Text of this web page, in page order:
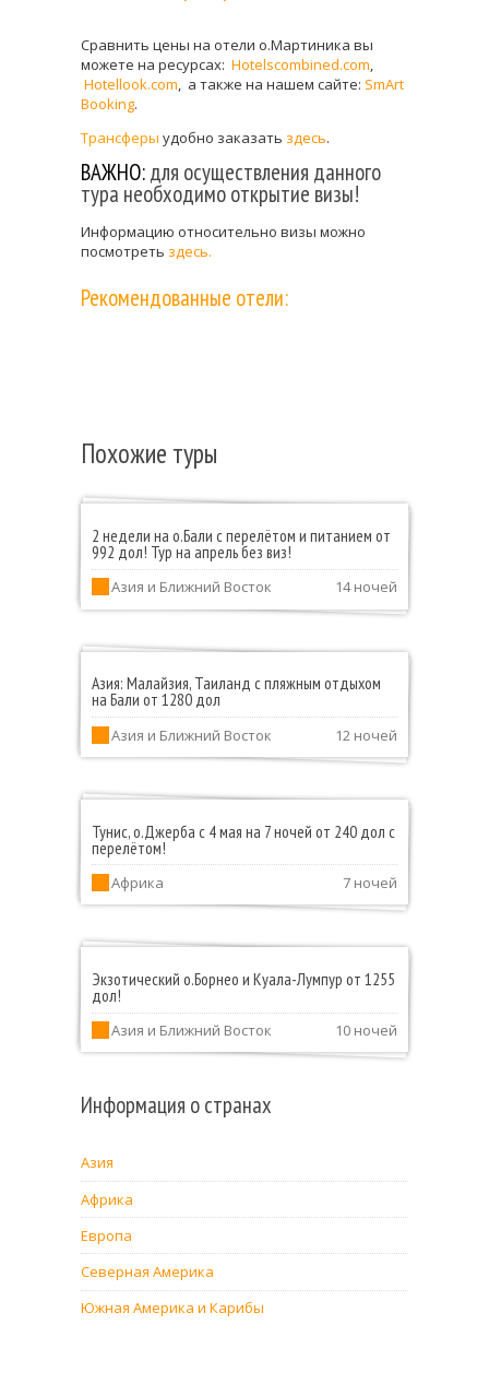
Сравнить цены на отели о.Мартиника вы
можете на ресурсах: Hotelscombined.com,
Hotellook.com, а также на нашем сайте: SmArt
Booking.
Трансферы удобно заказать здесь.
ВАЖНО:для осуществления данного
тура необходимо открытие визы!
Информацию относительно визы можно
посмотреть здесь.
Рекомендованные отели:
Похожие туры
2 недели на о.Бали с перелётом и питанием от
992 дол! Тур на апрель без виз!
Азия и Ближний Восток 14 ночей
Азия: Малайзия, Таиланд с пляжным отдыхом
на Бали от 1280 дол
Азия и Ближний Восток 12 ночей
Тунис, о.Джерба с 4 мая на 7 ночей от 240 дол с
перелётом!
Африка 7 ночей
Экзотический о.Борнео и Куала-Лумпур от 1255
дол!
Азия и Ближний Восток 10 ночей
Информация о странах
Азия
Африка
Европа
Северная Америка
Южная Америка и Карибы